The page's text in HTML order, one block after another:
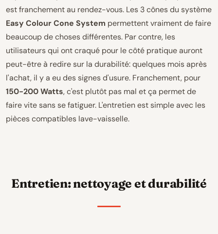
est franchement au rendez-vous. Les 3 cônes du système
Easy Colour Cone System permettent vraiment de faire
beaucoup de choses différentes. Par contre, les
utilisateurs qui ont craqué pour le côté pratique auront
peut-être à redire sur la durabilité: quelques mois après
l'achat, il y a eu des signes d'usure. Franchement, pour
150-200 Watts, c'est plutôt pas mal et ça permet de
faire vite sans se fatiguer. L'entretien est simple avec les
pièces compatibles lave-vaisselle.
Entretien: nettoyage et durabilité